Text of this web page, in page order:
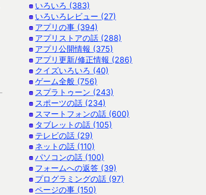
いろいろ (383)
いろいろレビュー (27)
アプリの事 (394)
アプリストアの話 (288)
アプリ公開情報 (375)
アプリ更新/修正情報 (286)
クイズいろいろ (40)
ゲーム全般 (756)
スプラトゥーン (243)
スポーツの話 (234)
スマートフォンの話 (600)
タブレットの話 (105)
テレビの話 (29)
ネットの話 (110)
パソコンの話 (100)
フォームへの返答 (39)
プログラミングの話 (97)
ページの事 (150)